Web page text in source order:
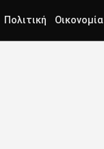
Πολιτική Οικονομία